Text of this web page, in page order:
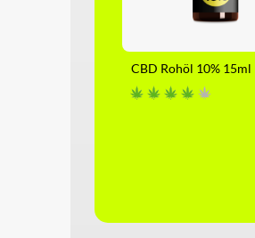
CBD Rohöl 10% 15ml